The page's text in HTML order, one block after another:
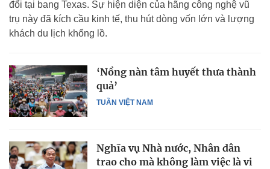
đổi tại bang Texas. Sự hiện diện của hãng công nghệ vũ
trụ này đã kích cầu kinh tế, thu hút dòng vốn lớn và lượng
khách du lịch khổng lồ.
TUẦN VIỆT NAM
‘Nồng nàn tâm huyết thưa thành
quả’
Nghĩa vụ Nhà nước, Nhân dân
trao cho mà không làm việc là vi